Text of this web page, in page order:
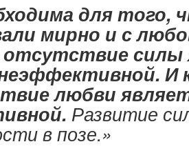
для того,
мирно и с
силы
И
любви
Развитие
в позе.»